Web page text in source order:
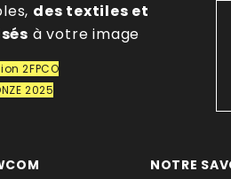
des textiles et
à votre image
2FPCO
2025
NOTRE